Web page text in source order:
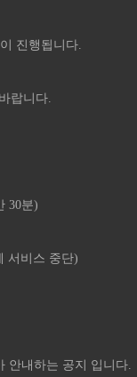
진행됩니다.
랍니다.
30분)
서비스 중단)
안내하는 공지 입니다.